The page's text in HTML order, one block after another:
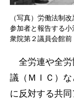
（写真）労働法制
参加者と報告する小
衆院第２議員会館前
全労連や全労
議（ＭＩＣ）
に反対する共